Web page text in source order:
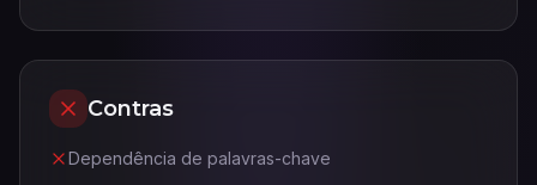
Contras
Dependência de palavras-chave